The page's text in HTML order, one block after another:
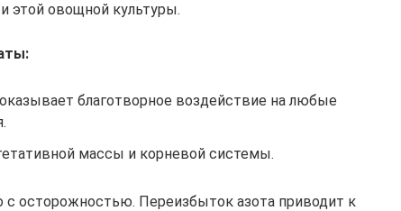
этой овощной культуры.
благотворное воздействие на любые
массы и корневой системы.
с осторожностью. Переизбыток азота приводит к